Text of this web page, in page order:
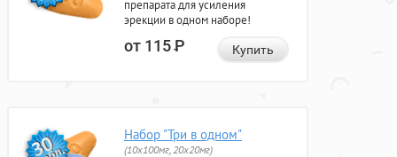
препарата для усиления
эрекции в одном наборе!
от 115Р Купить
Набор "Три в одном"
(10x100мг, 20x20мг)